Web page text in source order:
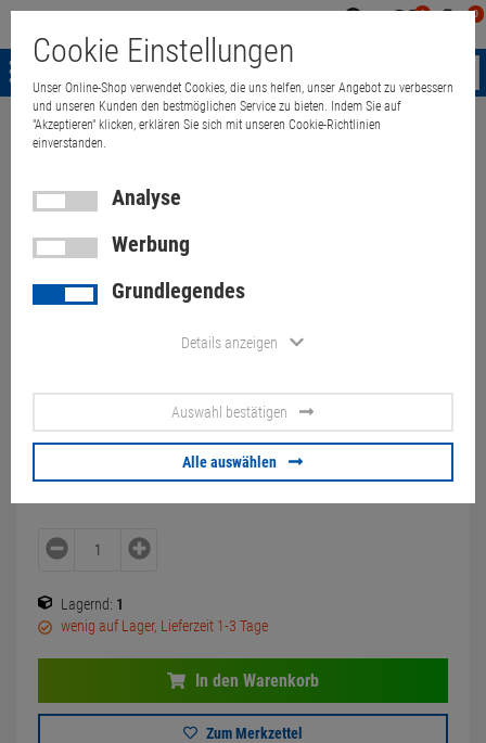
0 0
Menü
Weiter einkaufen
i.Safe IS930.1 rugged outdoor
Tablet 8" 64GB (Hülle verformt,
Abdeckung fehlt)
63,00 €
Lagernd: 1
wenig auf Lager, Lieferzeit 1-3 Tage
In den Warenkorb
Zum Merkzettel
Cookie Einstellungen
Unser Online-Shop verwendet Cookies, die uns helfen, unser Angebot zu verbessern
und unseren Kunden den bestmöglichen Service zu bieten. Indem Sie auf
"Akzeptieren" klicken, erklären Sie sich mit unseren Cookie-Richtlinien
einverstanden.
Analyse
Werbung
Grundlegendes
Details anzeigen
Auswahl bestätigen
Alle auswählen